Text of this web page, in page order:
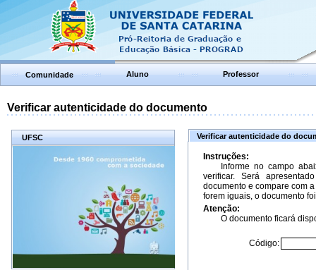
Comunidade Aluno Professor
Verificar autenticidade do documento
UFSC Verificar autenticidade do
Instruções:
Informe no campo
verificar. Será
documento e compare com
forem iguais, o documento
Atenção:
O documento ficará
Código: